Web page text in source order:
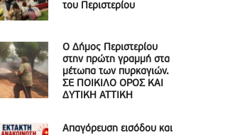
του Περιστερίου
Ο Δήμος Περιστερίου
στην πρώτη γραμμή στα
μέτωπα των πυρκαγιών.
ΣΕ ΠΟΙΚΙΛΟ ΟΡΟΣ ΚΑΙ
ΔΥΤΙΚΗ ΑΤΤΙΚΗ
Απαγόρευση εισόδου και